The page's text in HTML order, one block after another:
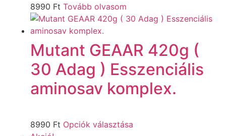
8990 Ft Tovább olvasom
Mutant GEAAR 420g (
30 Adag ) Esszenciális
aminosav komplex.
8990 Ft Opciók választása